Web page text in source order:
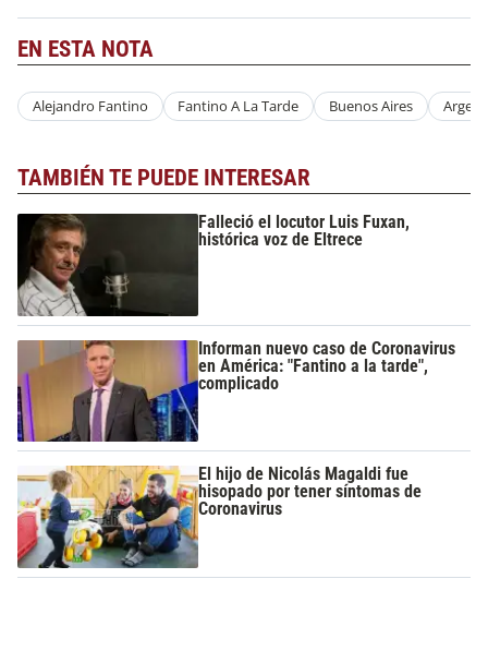
EN ESTA NOTA
Alejandro Fantino Fantino A La Tarde Buenos Aires
TAMBIÉN TE PUEDE INTERESAR
Falleció el locutor Luis Fuxan,
histórica voz de Eltrece
Informan nuevo caso de Coronavirus
en América: "Fantino a la tarde",
complicado
El hijo de Nicolás Magaldi fue
hisopado por tener síntomas de
Coronavirus